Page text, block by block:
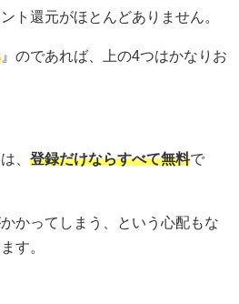
ト還元がほとんどありません。
』のであれば、上の4つはかなりお
、 登録だけならすべて無料で
かってしまう、という心配もな
す。